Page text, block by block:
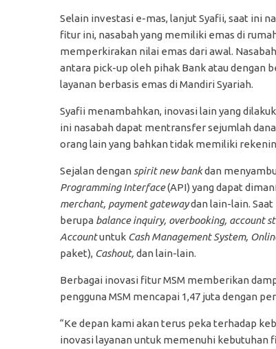
Selain investasi e-mas, lanjut Syafii, saat ini
fitur ini, nasabah yang memiliki emas di
memperkirakan nilai emas dari awal.
antara pick-up oleh pihak Bank atau dengan
layanan berbasis emas di Mandiri Syariah.
Syafii menambahkan, inovasi lain yang
ini nasabah dapat mentransfer sejumlah
orang lain yang bahkan tidak memiliki
Sejalan dengan spirit new bankdan
Programming Interface(API) yang dapat
merchant, payment gatewaydan lain-lain.
berupa balance inquiry, overbooking, account
Accountuntuk Cash Management System,
paket), Cashout, dan lain-lain.
Berbagai inovasi fitur MSM memberikan
pengguna MSM mencapai 1,47 juta dengan
“Ke depan kami akan terus peka terhadap
inovasi layanan untuk memenuhi kebutuhan